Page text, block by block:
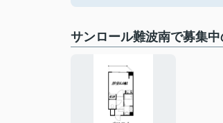
サンロール難波南で募集